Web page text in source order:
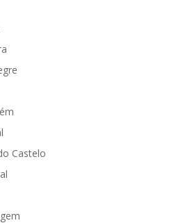
Castelo